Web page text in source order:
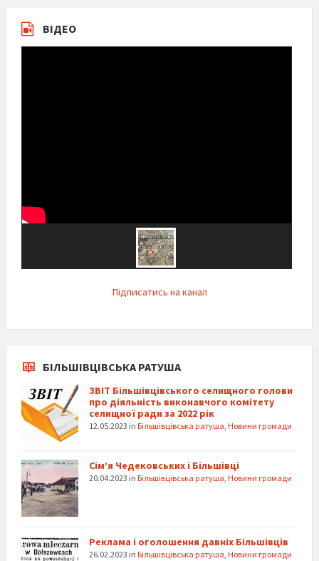
ВІДЕО
Підписатись на канал
БІЛЬШІВЦІВСЬКА РАТУША
ЗВІТ Більшівцівського селищного голови
про діяльність виконавчого комітету
селищної ради за 2022 рік
12.05.2023 in Більшівцівська ратуша, Новини громади
Сім’я Чедековських і Більшівці
20.04.2023 in Більшівцівська ратуша, Новини громади
Реклама і оголошення давніх Більшівців
26.02.2023 in Більшівцівська ратуша, Новини громади